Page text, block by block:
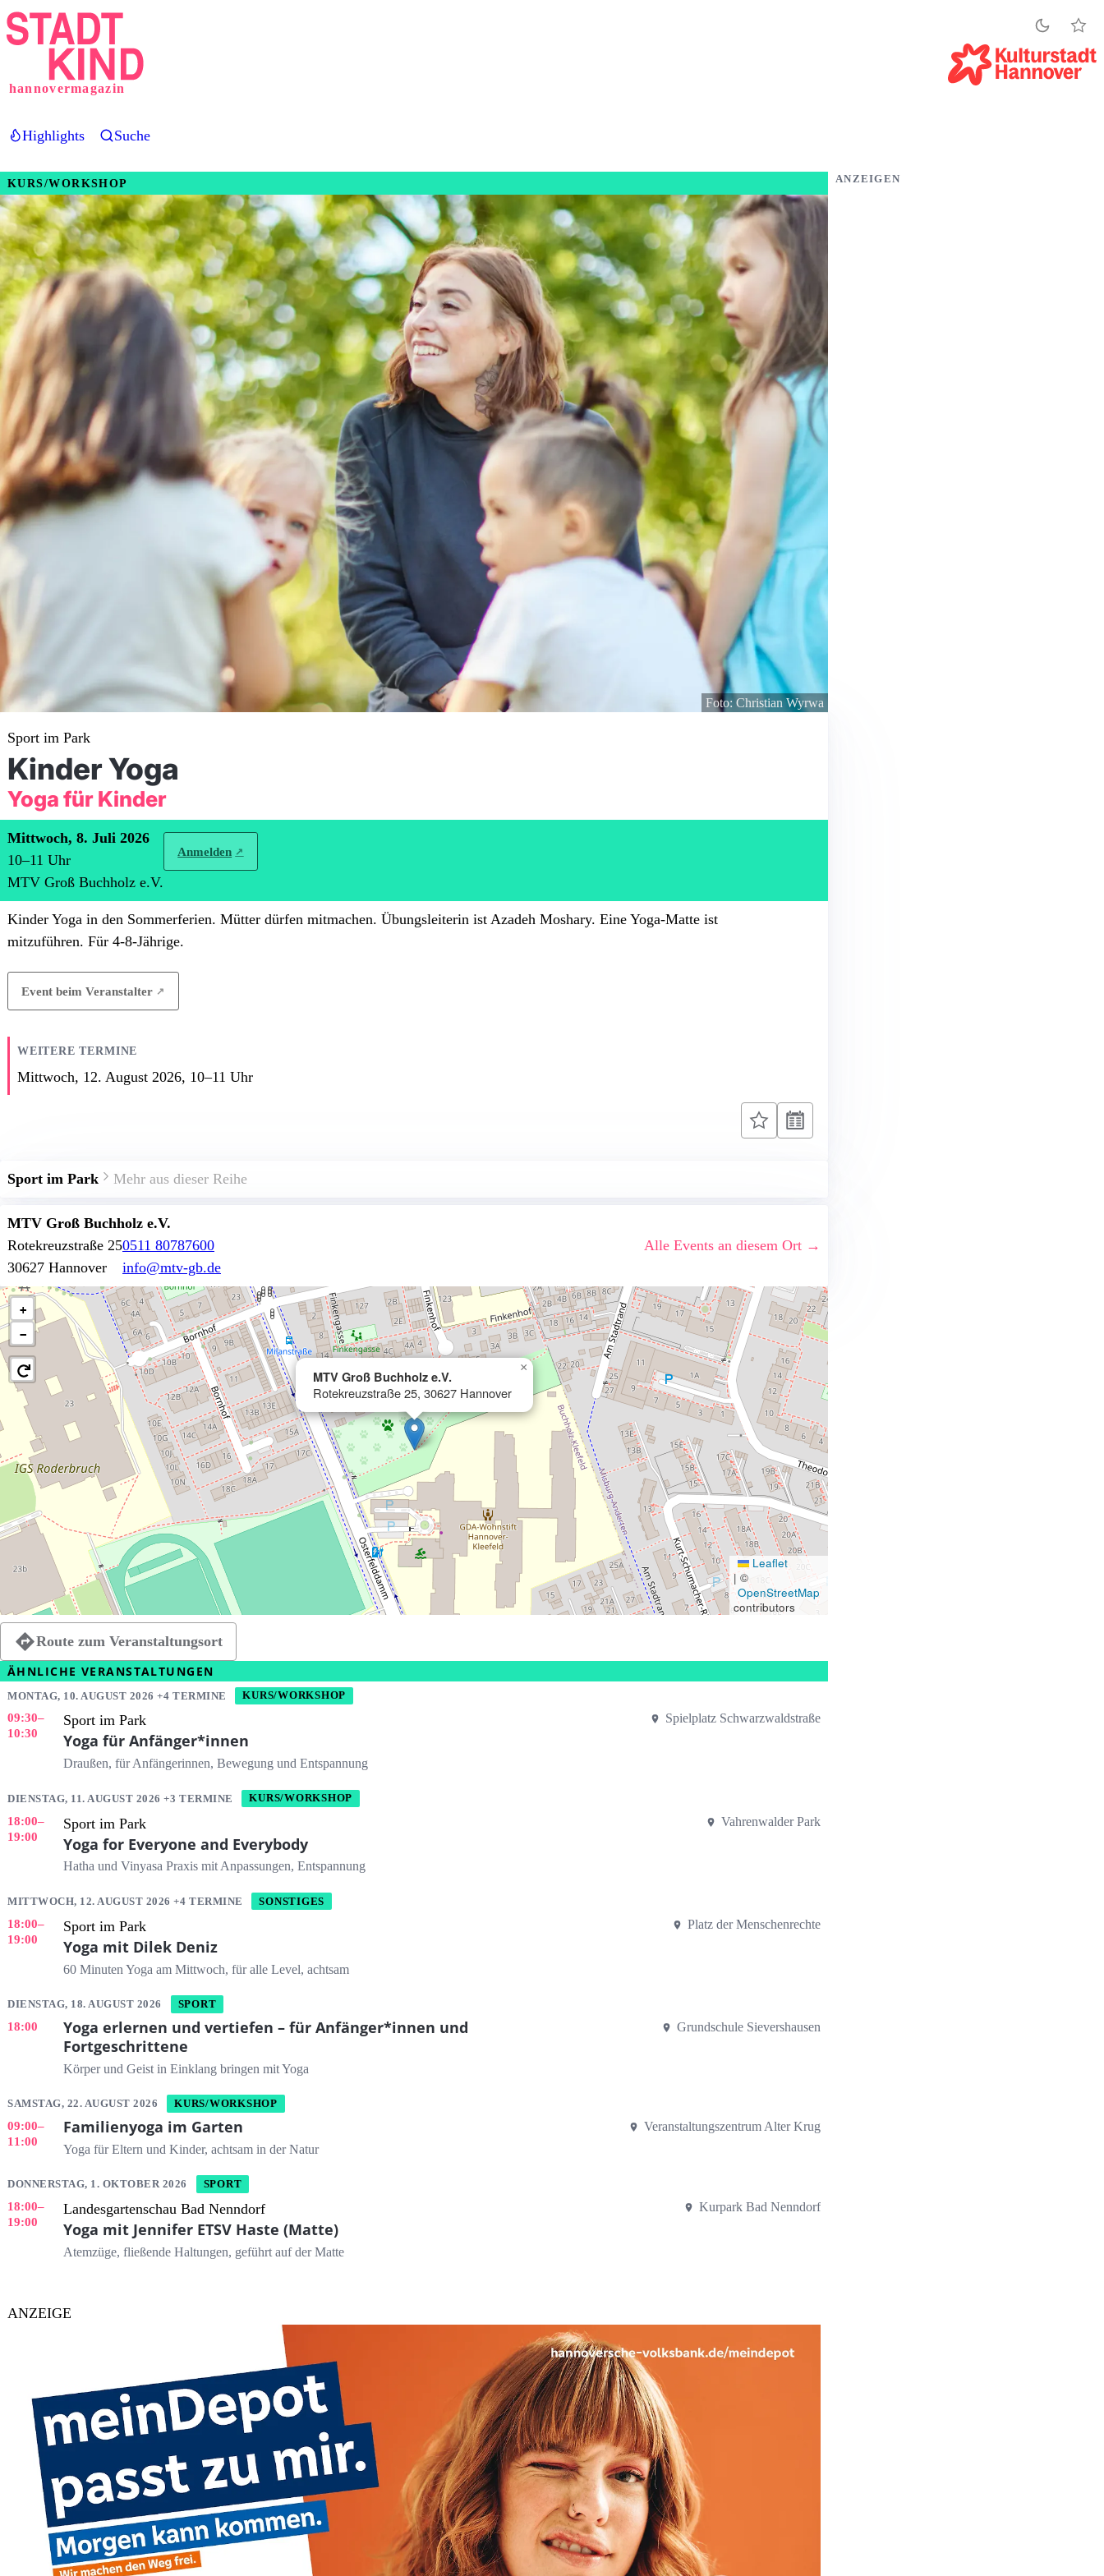
Direkt
zum
hannovermagazin
Highlights Suche
KURS/WORKSHOP
Foto: Christian Wyrwa
Sport im Park
Kinder Yoga
Yoga für Kinder
Mittwoch, 8. Juli 2026
10–11 Uhr
MTV Groß Buchholz e.V.
Anmelden
Kinder Yoga in den Sommerferien. Mütter dürfen mitmachen. Übungsleiterin ist Azadeh Moshary. Eine Yoga-Matte ist
mitzuführen. Für 4-8-Jährige.
Event beim Veranstalter
WEITERE TERMINE
Mittwoch, 12. August 2026, 10–11 Uhr
Sport im Park Mehr aus dieser Reihe
MTV Groß Buchholz e.V.
Rotekreuzstraße 25
30627 Hannover
0511 80787600
info@mtv-gb.de
Alle Events an diesem Ort →
MTV Groß Buchholz e.V.
Rotekreuzstraße 25, 30627 Hannover
×
+
−
Leaflet
| ©
OpenStreetMap
contributors
Route zum Veranstaltungsort
ÄHNLICHE VERANSTALTUNGEN
MONTAG, 10. AUGUST 2026 +4 TERMINE KURS/WORKSHOP
09:30–
10:30
Sport im Park
Yoga für Anfänger*innen
Draußen, für Anfängerinnen, Bewegung und Entspannung
Spielplatz Schwarzwaldstraße
DIENSTAG, 11. AUGUST 2026 +3 TERMINE KURS/WORKSHOP
18:00–
19:00
Sport im Park
Yoga for Everyone and Everybody
Hatha und Vinyasa Praxis mit Anpassungen, Entspannung
Vahrenwalder Park
MITTWOCH, 12. AUGUST 2026 +4 TERMINE SONSTIGES
18:00–
19:00
Sport im Park
Yoga mit Dilek Deniz
60 Minuten Yoga am Mittwoch, für alle Level, achtsam
Platz der Menschenrechte
DIENSTAG, 18. AUGUST 2026 SPORT
18:00
Yoga erlernen und vertiefen – für Anfänger*innen und
Fortgeschrittene
Körper und Geist in Einklang bringen mit Yoga
Grundschule Sievershausen
SAMSTAG, 22. AUGUST 2026 KURS/WORKSHOP
09:00–
11:00
Familienyoga im Garten
Yoga für Eltern und Kinder, achtsam in der Natur
Veranstaltungszentrum Alter Krug
DONNERSTAG, 1. OKTOBER 2026 SPORT
18:00–
19:00
Landesgartenschau Bad Nenndorf
Yoga mit Jennifer ETSV Haste (Matte)
Atemzüge, fließende Haltungen, geführt auf der Matte
Kurpark Bad Nenndorf
ANZEIGE
ANZEIGEN